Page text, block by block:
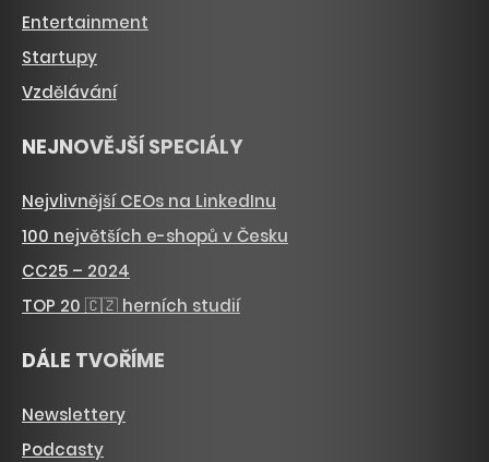
Entertainment
Startupy
Vzdělávání
NEJNOVĚJŠÍ SPECIÁLY
Nejvlivnější CEOs na LinkedInu
100 největších e-shopů v Česku
CC25 – 2024
TOP 20 🇨🇿 herních studií
DÁLE TVOŘÍME
Newslettery
Podcasty